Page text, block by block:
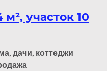
участок 10
дачи, коттеджи